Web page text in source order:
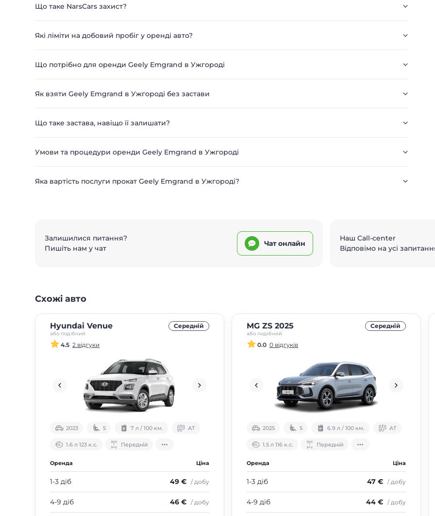
Що таке NarsCars захист?
Які ліміти на добовий пробіг у оренді авто?
Що потрібно для оренди Geely Emgrand в Ужгороді
Як взяти Geely Emgrand в Ужгороді без застави
Що таке застава, навіщо її залишати?
Умови та процедури оренди Geely Emgrand в Ужгороді
Яка вартість послуги прокат Geely Emgrand в Ужгороді?
Залишилися питання?
Пишіть нам у чат
Чат онлайн
Наш Call-center
Відповімо на усі
Схожі авто
Hyundai Venue
або подібний
Середнiй
4.5 2 відгуки
2023 5 7 л / 100 км. АТ
1.6 л 123 к.с. Передній
Оренда Ціна
1-3 діб 49 € / добу
4-9 діб 46 € / добу
MG ZS 2025
або подібний
Середнiй
0.0 0 відгуків
2025 5 6.9 л / 100 км. АТ
1.5 л 116 к.с. Передній
Оренда Ціна
1-3 діб 47 € / добу
4-9 діб 44 € / добу